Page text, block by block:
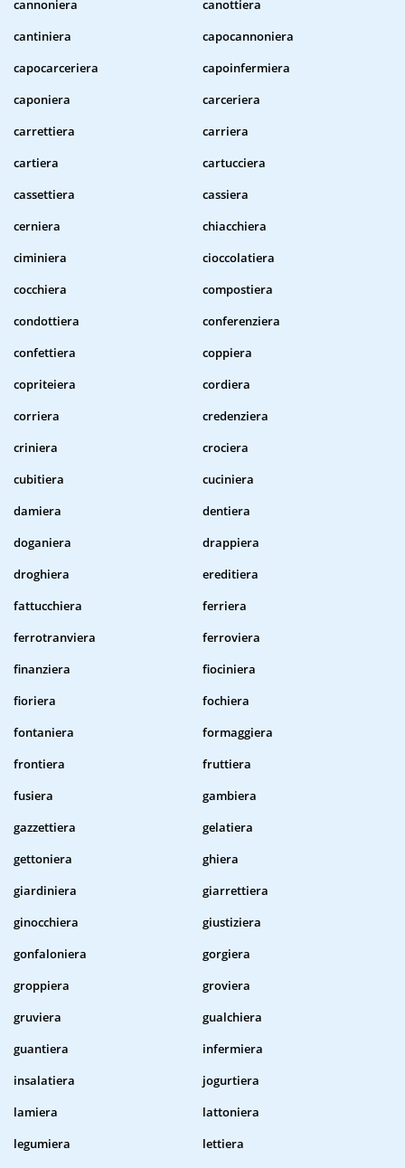
cannoniera
canottiera
cantiniera
capocannoniera
capocarceriera
capoinfermiera
caponiera
carceriera
carrettiera
carriera
cartiera
cartucciera
cassettiera
cassiera
cerniera
chiacchiera
ciminiera
cioccolatiera
cocchiera
compostiera
condottiera
conferenziera
confettiera
coppiera
copriteiera
cordiera
corriera
credenziera
criniera
crociera
cubitiera
cuciniera
damiera
dentiera
doganiera
drappiera
droghiera
ereditiera
fattucchiera
ferriera
ferrotranviera
ferroviera
finanziera
fiociniera
fioriera
fochiera
fontaniera
formaggiera
frontiera
fruttiera
fusiera
gambiera
gazzettiera
gelatiera
gettoniera
ghiera
giardiniera
giarrettiera
ginocchiera
giustiziera
gonfaloniera
gorgiera
groppiera
groviera
gruviera
gualchiera
guantiera
infermiera
insalatiera
jogurtiera
lamiera
lattoniera
legumiera
lettiera